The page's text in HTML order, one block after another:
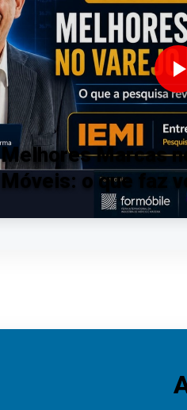
Melhores Marcas
Móveis: o que faz